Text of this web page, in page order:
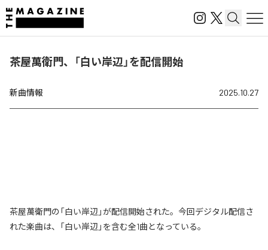
茶屋萬衛門、「白い岸辺」を配信開始
新曲情報 2025.10.27
茶屋萬衛門の「白い岸辺」が配信開始された。今回デジタル配信さ
れた楽曲は、「白い岸辺」を含む全1曲となっている。